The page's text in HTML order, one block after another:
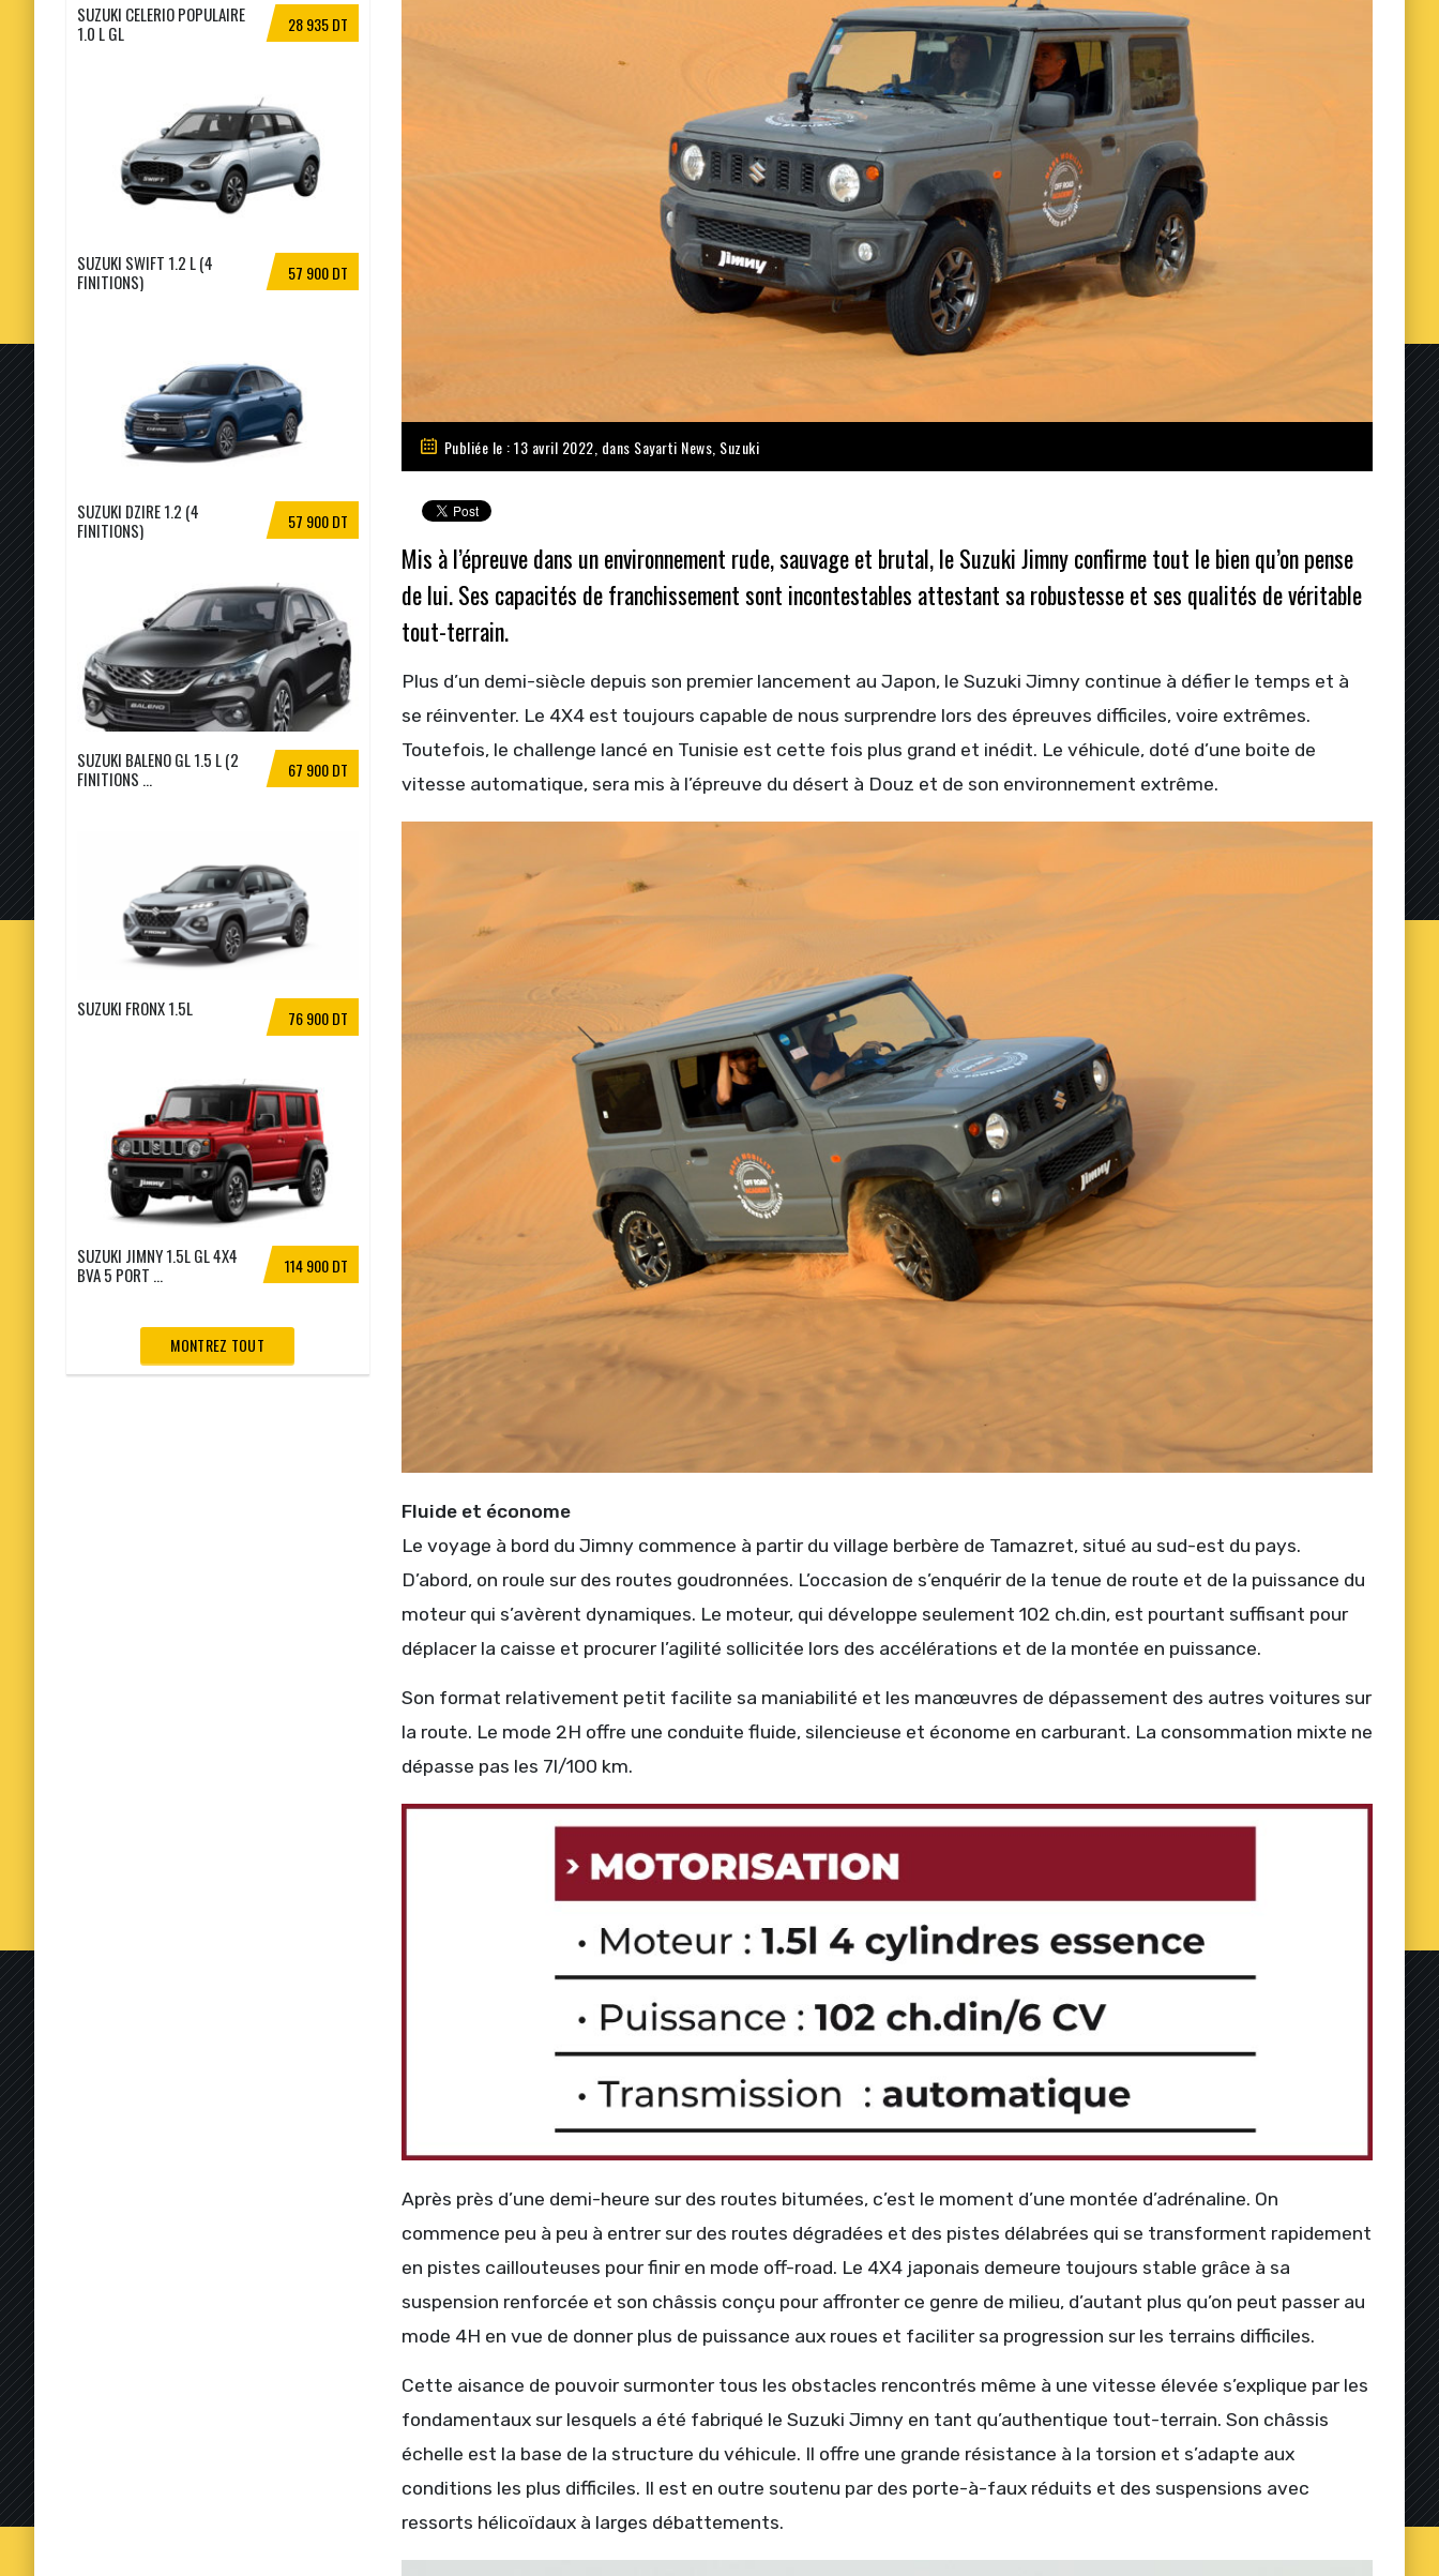
Publiée le : 13 avril 2022, dans Sayarti News Suzuki
Mis à l’épreuve dans un environnement rude, sauvage et brutal, le Suzuki Jimny confirme tout le bien qu’on pense
de lui. Ses capacités de franchissement sont incontestables attestant sa robustesse et ses qualités de véritable
tout-terrain.
Plus d’un demi-siècle depuis son premier lancement au Japon, le Suzuki Jimny continue à défier le temps et à
se réinventer. Le 4X4 est toujours capable de nous surprendre lors des épreuves difficiles, voire extrêmes.
Toutefois, le challenge lancé en Tunisie est cette fois plus grand et inédit. Le véhicule, doté d’une boite de
vitesse automatique, sera mis à l’épreuve du désert à Douz et de son environnement extrême.
Fluide et économe
Le voyage à bord du Jimny commence à partir du village berbère de Tamazret, situé au sud-est du pays.
D’abord, on roule sur des routes goudronnées. L’occasion de s’enquérir de la tenue de route et de la puissance du
moteur qui s’avèrent dynamiques. Le moteur, qui développe seulement 102 ch.din, est pourtant suffisant pour
déplacer la caisse et procurer l’agilité sollicitée lors des accélérations et de la montée en puissance.
Son format relativement petit facilite sa maniabilité et les manœuvres de dépassement des autres voitures sur
la route. Le mode 2H offre une conduite fluide, silencieuse et économe en carburant. La consommation mixte ne
dépasse pas les 7l/100 km.
Après près d’une demi-heure sur des routes bitumées, c’est le moment d’une montée d’adrénaline. On
commence peu à peu à entrer sur des routes dégradées et des pistes délabrées qui se transforment rapidement
en pistes caillouteuses pour finir en mode off-road. Le 4X4 japonais demeure toujours stable grâce à sa
suspension renforcée et son châssis conçu pour affronter ce genre de milieu, d’autant plus qu’on peut passer au
mode 4H en vue de donner plus de puissance aux roues et faciliter sa progression sur les terrains difficiles.
Cette aisance de pouvoir surmonter tous les obstacles rencontrés même à une vitesse élevée s’explique par les
fondamentaux sur lesquels a été fabriqué le Suzuki Jimny en tant qu’authentique tout-terrain. Son châssis
échelle est la base de la structure du véhicule. Il offre une grande résistance à la torsion et s’adapte aux
conditions les plus difficiles. Il est en outre soutenu par des porte-à-faux réduits et des suspensions avec
ressorts hélicoïdaux à larges débattements.
28 935 DT
SUZUKI CELERIO POPULAIRE
1.0 L GL
57 900 DT
SUZUKI SWIFT 1.2 L (4
FINITIONS)
57 900 DT
SUZUKI DZIRE 1.2 (4
FINITIONS)
67 900 DT
SUZUKI BALENO GL 1.5 L (2
FINITIONS ...
76 900 DT
SUZUKI FRONX 1.5L
114 900 DT
SUZUKI JIMNY 1.5L GL 4X4
BVA 5 PORT ...
MONTREZ TOUT